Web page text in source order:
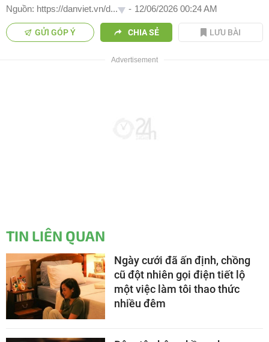
Nguồn: https://danviet.vn/d... - 12/06/2026 00:24 AM
GỬI GÓP Ý CHIA SẺ LƯU BÀI
TIN LIÊN QUAN
Ngày cưới đã ấn định, chồng
cũ đột nhiên gọi điện tiết lộ
một việc làm tôi thao thức
nhiều đêm